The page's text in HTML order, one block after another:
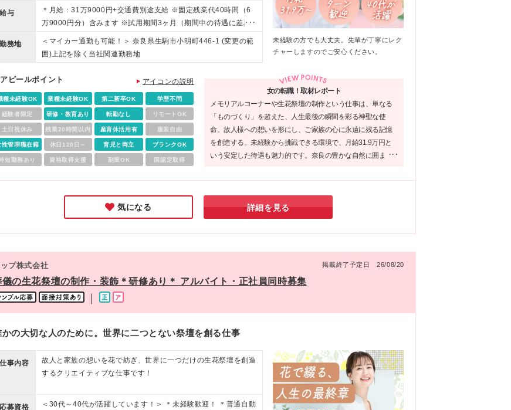
給与
＊月給：31万9000円+交通費別途支給 ※固定残業代40時間（6
万9000円分）含みます ※試用期間3ヶ月（期間中の待遇に差異
はありません。）
勤務地
＜マイカー通勤も可能！＞ 奈良県生駒市小明町446-1 (変更の範
囲)上記を除く当社関連勤務地
未経験の方でも大丈夫。先輩が丁寧にレク
チャーしますのでご安心ください。
アピールポイント アイコンの説明
種未経験OK 業種未経験OK 第二新卒OK 学歴不問
経験者限定 研修・教育あり 転勤なし リモートOK
土日祝休み 残業20時間以内 産育休活用有 服装自由
性管理職在籍 休日120日～ 育児と両立 ブランクOK
時短勤務あり 資格取得支援 副業OK 国認定取得
女の転職！取材レポート
メモリアルコーナーや生花祭壇の制作という仕事は、単なる
「ものづくり」を超えた、人生最後の瞬間を彩る神聖な使
命。故人様への想いを形にし、ご家族の心に永遠に残る記憶
を創造する。未経験から挑戦できる環境で、月給31.9万円と
いう安定した待遇も魅力的です。奈良の豊かな自然に囲ま
して成長できる、本当に意義深い職場だと確信しています。
気になる 詳細を見る
プ株式会社 掲載終了予定日 26/08/20
儀の生花祭壇の制作・装飾＊研修あり＊ アルバイト・正社員同時募集
かの大切な人のために。世界に二つとない祭壇を創る仕事
仕事内容
故人と家族の想いを花で紡ぎ、世界に一つだけの生花祭壇を創造
するクリエイティブな仕事です！
応募資格
＜30代～40代が活躍しています！＞ ＊未経験歓迎！ ＊普通自動